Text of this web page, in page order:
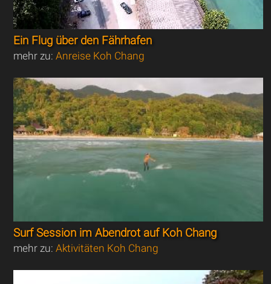
Ein Flug über den Fährhafen
mehr zu:Anreise Koh Chang
Surf Session im Abendrot auf Koh Chang
mehr zu:Aktivitäten Koh Chang